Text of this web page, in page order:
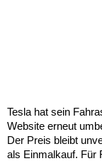
Tesla hat sein
Website erneut
Der Preis bleibt
als Einmalkauf. Für